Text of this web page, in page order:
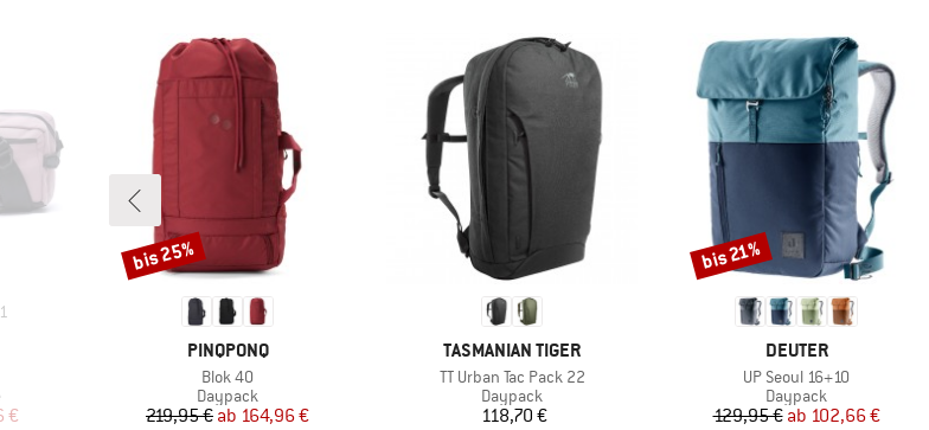
1
Preis
€
MARKE
PINQPONQ
Artikel
Blok 40
Produktgruppe
Daypack
Preis
219,95 € reduzierter Preis
ab 164,96 €
Rabatt
bis 25%
MARKE
TASMANIAN TIGER
Artikel
TT Urban Tac Pack 22
Produktgruppe
Daypack
Preis
118,70 €
MARKE
DEUTER
Artikel
UP Seoul 16+10
Produktgruppe
Daypack
Preis
129,95 € reduzierter Preis
ab 102,66 €
Rabatt
bis 21%